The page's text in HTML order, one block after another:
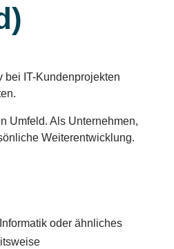
bei IT-Kundenprojekten
Umfeld. Als Unternehmen,
Weiterentwicklung.
oder ähnliches